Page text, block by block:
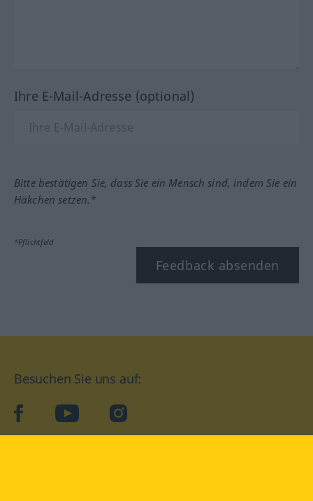
Ihre E-Mail-Adresse (optional)
Bitte bestätigen Sie, dass Sie ein Mensch sind, indem Sie ein
Häkchen setzen.*
*Pflichtfeld
Feedback absenden
Besuchen Sie uns auf:
facebookYouTube Instagram